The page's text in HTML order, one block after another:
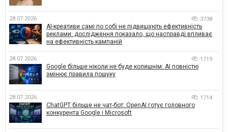
28.07.2026 3738
AI-креативи самі по собі не підвищують ефективність
реклами: дослідження показало, що насправді впливає
на ефективність кампаній
28.07.2026 1719
Google більше ніколи не буде колишнім: AI повністю
змінює правила пошуку
28.07.2026 1714
ChatGPT більше не чат-бот: OpenAI готує головного
конкурента Google і Microsoft